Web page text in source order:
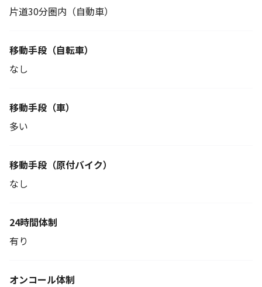
片道30分圏内（自動車）
移動手段 （自転車）
なし
移動手段（車）
多い
移動手段 （原付バイク）
なし
24時間体制
有り
オンコール体制